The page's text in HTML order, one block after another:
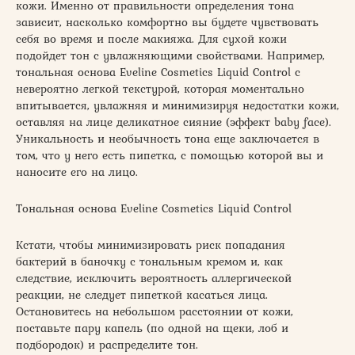
кожи. Именно от правильности определения тона
зависит, насколько комфортно вы будете чувствовать
себя во время и после макияжа. Для сухой кожи
подойдет тон с увлажняющими свойствами. Например,
тональная основа Eveline Cosmetics Liquid Control с
невероятно легкой текстурой, которая моментально
впитывается, увлажняя и минимизируя недостатки кожи,
оставляя на лице деликатное сияние (эффект baby face).
Уникальность и необычность тона еще заключается в
том, что у него есть пипетка, с помощью которой вы и
наносите его на лицо.
Тональная основа Eveline Cosmetics Liquid Control
Кстати, чтобы минимизировать риск попадания
бактерий в баночку с тональным кремом и, как
следствие, исключить вероятность аллергической
реакции, не следует пипеткой касаться лица.
Остановитесь на небольшом расстоянии от кожи,
поставьте пару капель (по одной на щеки, лоб и
подбородок) и распределите тон.